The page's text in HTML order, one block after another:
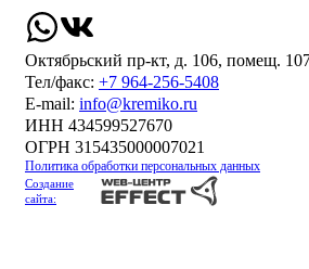
Октябрьский пр-кт, д. 106, помещ.
Тел/факс: +7 964-256-5408
Е-mail: info@kremiko.ru
ИНН 434599527670
ОГРН 315435000007021
Политика обработки персональных данных
Создание
сайта: